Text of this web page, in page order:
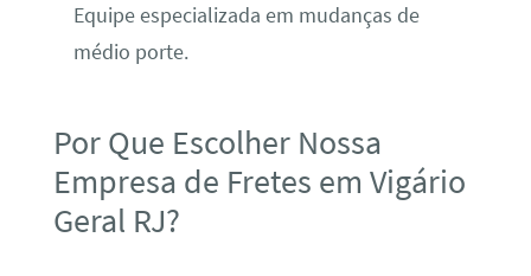
Equipe especializada em mudanças de
médio porte.
Por Que Escolher Nossa
Empresa de Fretes em Vigário
Geral RJ?